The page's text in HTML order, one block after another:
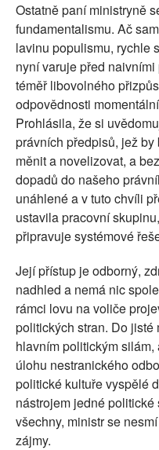
Ostatně paní ministryně
fundamentalismu. Ač
lavinu populismu, rychle
nyní varuje před
téměř libovolného
odpovědnosti
Prohlásila, že si
právních předpisů, jež
měnit a novelizovat, a
dopadů do našeho
unáhlené a v tuto chvíli
ustavila pracovní
připravuje systémové
Její přístup je odborný,
nadhled a nemá nic
rámci lovu na voliče
politických stran. Do
hlavním politickým
úlohu nestranického
politické kultuře vyspělé
nástrojem jedné
všechny, ministr se
zájmy.